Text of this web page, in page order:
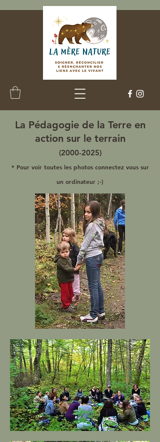
La Pédagogie de la Terreen
action sur le terrain
(2000-2025)
* Pour voir toutes les photos connectez vous sur
un ordinateur ;-)